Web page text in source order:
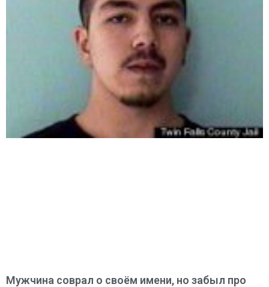
Мужчина соврал о своём имени, но забыл про